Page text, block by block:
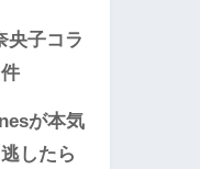
央子コラ
が本気
したら